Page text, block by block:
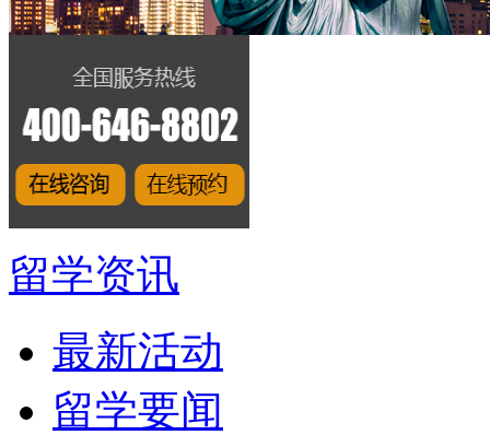
留学资讯
最新活动
留学要闻